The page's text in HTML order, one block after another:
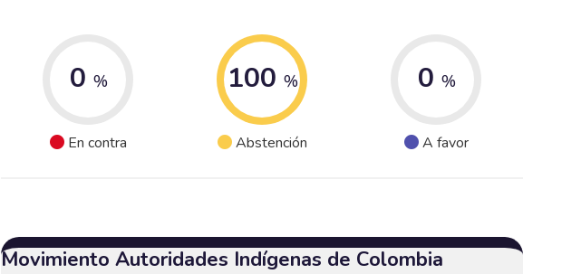
0 %
En contra
100 %
Abstención
0 %
A favor
Movimiento Autoridades Indígenas de Colombia